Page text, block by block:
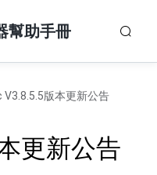
幫助手冊
V3.8.5.5版本更新公告
更新公告